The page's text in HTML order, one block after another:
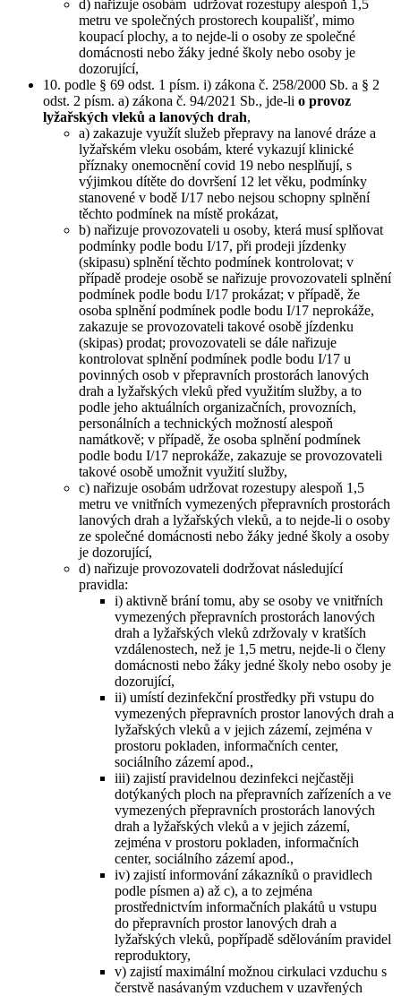
d) nařizuje osobám udržovat rozestupy alespoň 1,5
metru ve společných prostorech koupališť, mimo
koupací plochy, a to nejde-li o osoby ze společné
domácnosti nebo žáky jedné školy nebo osoby je
dozorující,
10. podle § 69 odst. 1 písm. i) zákona č. 258/2000 Sb. a § 2
odst. 2 písm. a) zákona č. 94/2021 Sb., jde-li o provoz
lyžařských vleků a lanových drah,
a) zakazuje využít služeb přepravy na lanové dráze a
lyžařském vleku osobám, které vykazují klinické
příznaky onemocnění covid 19 nebo nesplňují, s
výjimkou dítěte do dovršení 12 let věku, podmínky
stanovené v bodě I/17 nebo nejsou schopny splnění
těchto podmínek na místě prokázat,
b) nařizuje provozovateli u osoby, která musí splňovat
podmínky podle bodu I/17, při prodeji jízdenky
(skipasu) splnění těchto podmínek kontrolovat; v
případě prodeje osobě se nařizuje provozovateli splnění
podmínek podle bodu I/17 prokázat; v případě, že
osoba splnění podmínek podle bodu I/17 neprokáže,
zakazuje se provozovateli takové osobě jízdenku
(skipas) prodat; provozovateli se dále nařizuje
kontrolovat splnění podmínek podle bodu I/17 u
povinných osob v přepravních prostorách lanových
drah a lyžařských vleků před využitím služby, a to
podle jeho aktuálních organizačních, provozních,
personálních a technických možností alespoň
namátkově; v případě, že osoba splnění podmínek
podle bodu I/17 neprokáže, zakazuje se provozovateli
takové osobě umožnit využití služby,
c) nařizuje osobám udržovat rozestupy alespoň 1,5
metru ve vnitřních vymezených přepravních prostorách
lanových drah a lyžařských vleků, a to nejde-li o osoby
ze společné domácnosti nebo žáky jedné školy a osoby
je dozorující,
d) nařizuje provozovateli dodržovat následující
pravidla:
i) aktivně brání tomu, aby se osoby ve vnitřních
vymezených přepravních prostorách lanových
drah a lyžařských vleků zdržovaly v kratších
vzdálenostech, než je 1,5 metru, nejde-li o členy
domácnosti nebo žáky jedné školy nebo osoby je
dozorující,
ii) umístí dezinfekční prostředky při vstupu do
vymezených přepravních prostor lanových drah a
lyžařských vleků a v jejich zázemí, zejména v
prostoru pokladen, informačních center,
sociálního zázemí apod.,
iii) zajistí pravidelnou dezinfekci nejčastěji
dotýkaných ploch na přepravních zařízeních a ve
vymezených přepravních prostorách lanových
drah a lyžařských vleků a v jejich zázemí,
zejména v prostoru pokladen, informačních
center, sociálního zázemí apod.,
iv) zajistí informování zákazníků o pravidlech
podle písmen a) až c), a to zejména
prostřednictvím informačních plakátů u vstupu
do přepravních prostor lanových drah a
lyžařských vleků, popřípadě sdělováním pravidel
reproduktory,
v) zajistí maximální možnou cirkulaci vzduchu s
čerstvě nasávaným vzduchem v uzavřených